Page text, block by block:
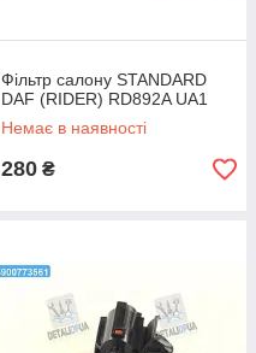
Фільтр салону STANDARD
DAF (RIDER) RD892A UA1
Немає в наявності
280 ₴